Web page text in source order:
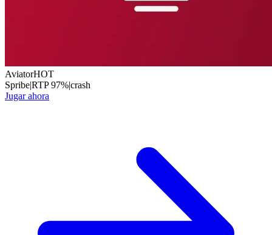
AviatorHOT
Spribe|RTP97%|crash
Jugar ahora